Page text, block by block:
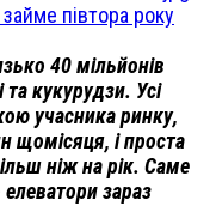
півтора року
40 мільйонів
кукурудзи. Усі
учасника ринку,
щомісяця, і проста
ніж на рік. Саме
зараз